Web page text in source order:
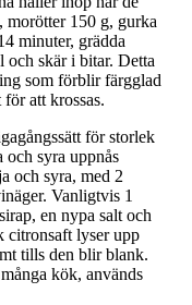
morötter 150 g, gurka
minuter, grädda
och skär i bitar. Detta
som förblir färgglad
att krossas.
för storlek
och syra uppnås
och syra, med 2
Vanligtvis 1
en nypa salt och
citronsaft lyser upp
tills den blir blank.
kök, används